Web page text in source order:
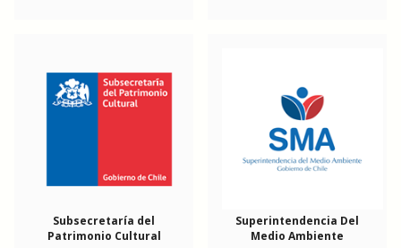
Subsecretaría del
Patrimonio Cultural
Superintendencia Del
Medio Ambiente